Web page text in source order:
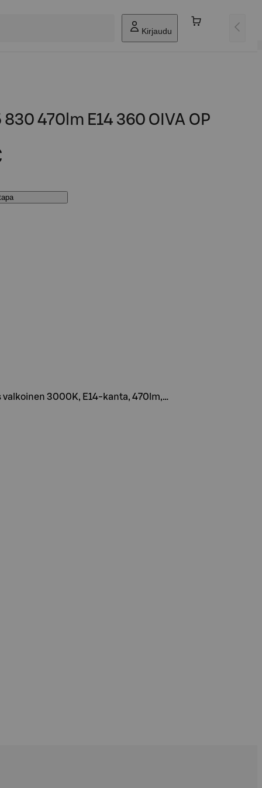
Kirjaudu
830 470lm E14 360 OIVA OP
3000K, E14-kanta, 470lm,…